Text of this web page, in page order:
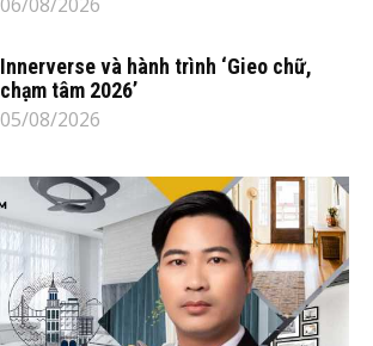
Innerverse và hành trình ‘Gieo chữ,
chạm tâm 2026’
05/08/2026